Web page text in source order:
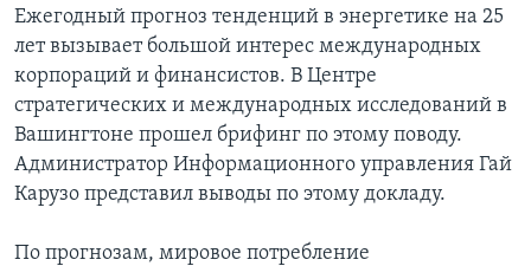
ДЕТАЛИ
НЬЮ-ЙОРК NEW YORK
АМЕРИКА. БОЛЬШОЕ ПУТЕШЕСТВИЕ
АМЕРИКАНСКИЕ ГОРОДКИ
ТЕСТЫ
УЧИМ АНГЛИЙСКИЙ
ВИДЕО
ПОДПИСКА НА НОВОСТИ
Learning English
Ежегодный прогноз тенденций в энергетике на 25
лет вызывает большой интерес международных
корпораций и финансистов. В Центре
стратегических и международных исследований в
Вашингтоне прошел брифинг по этому поводу.
Администратор Информационного управления Гай
Карузо представил выводы по этому докладу.
По прогнозам, мировое потребление